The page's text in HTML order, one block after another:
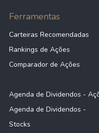
Ferramentas
Carteiras Recomendadas
Rankings de Ações
Comparador de Ações
Agenda de Dividendos -
Agenda de Dividendos -
Stocks